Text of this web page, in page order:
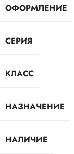
ОФОРМЛЕНИЕ
СЕРИЯ
КЛАСС
НАЗНАЧЕНИЕ
НАЛИЧИЕ